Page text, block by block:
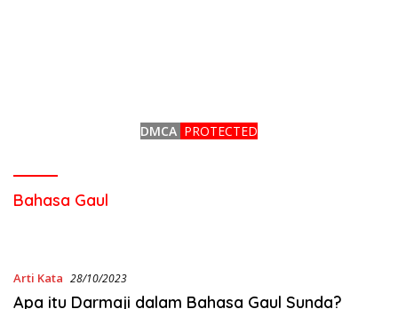
DMCA PROTECTED
Bahasa Gaul
Arti Kata 28/10/2023
Apa itu Darmaji dalam Bahasa Gaul Sunda?